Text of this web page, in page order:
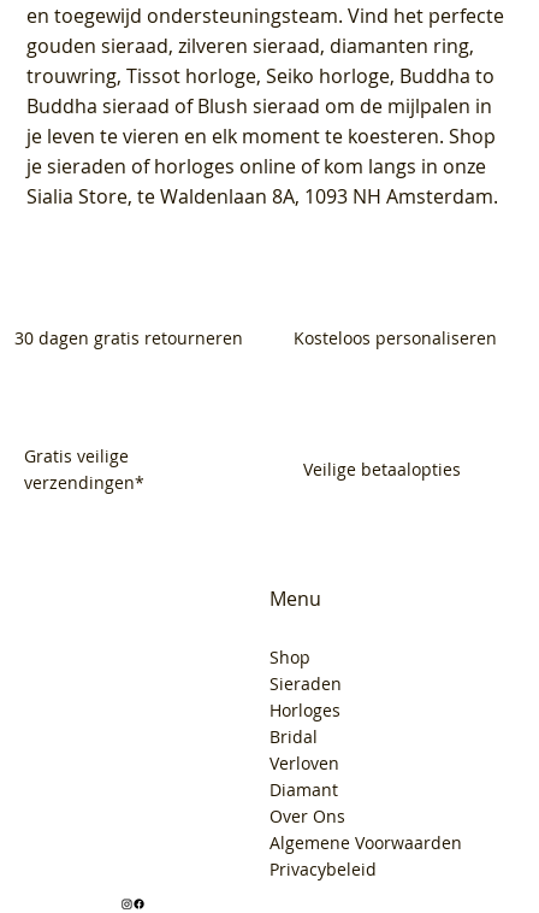
en toegewijd ondersteuningsteam. Vind het perfecte
gouden sieraad, zilveren sieraad, diamanten ring,
trouwring, Tissot horloge, Seiko horloge, Buddha to
Buddha sieraad of Blush sieraad om de mijlpalen in
je leven te vieren en elk moment te koesteren. Shop
je sieraden of horloges online of kom langs in onze
Sialia Store, te Waldenlaan 8A, 1093 NH Amsterdam.
30 dagen gratis retourneren Kosteloos personaliseren
Gratis veilige
verzendingen*
Veilige betaalopties
Menu
Shop
Sieraden
Horloges
Bridal
Verloven
Diamant
Over Ons
Algemene Voorwaarden
Privacybeleid